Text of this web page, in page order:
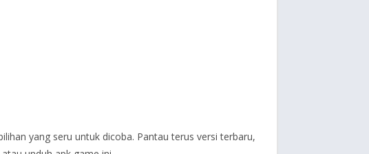
yang seru untuk dicoba. Pantau terus versi terbaru,